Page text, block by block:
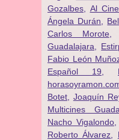
Gozalbes
Al
Ángela Durán
Carlos Morote
Guadalajara
Fabio León
Español 19
Botet
Joaquín
Multicines
Nacho Vigalondo
Roberto Álvarez